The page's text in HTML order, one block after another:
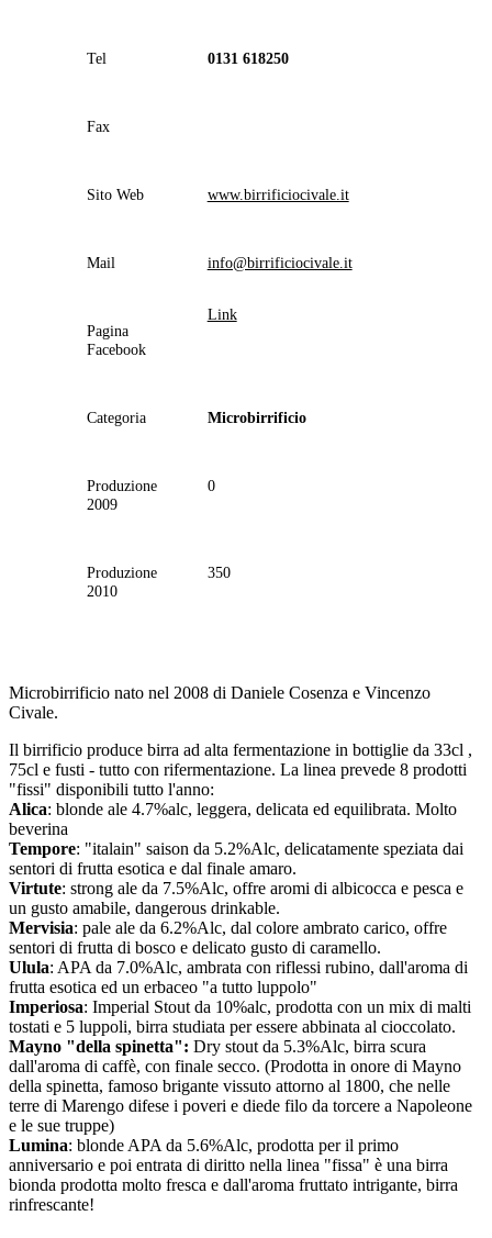
Tel 0131 618250
Fax
Sito Web www.birrificiocivale.it
Mail info@birrificiocivale.it
Pagina
Facebook
Link
Categoria Microbirrificio
Produzione
2009
0
Produzione
2010
350
Microbirrificio nato nel 2008 di Daniele Cosenza e Vincenzo
Civale.
Il birrificio produce birra ad alta fermentazione in bottiglie da 33cl ,
75cl e fusti - tutto con rifermentazione. La linea prevede 8 prodotti
"fissi" disponibili tutto l'anno:
Alica: blonde ale 4.7%alc, leggera, delicata ed equilibrata. Molto
beverina
Tempore: "italain" saison da 5.2%Alc, delicatamente speziata dai
sentori di frutta esotica e dal finale amaro.
Virtute: strong ale da 7.5%Alc, offre aromi di albicocca e pesca e
un gusto amabile, dangerous drinkable.
Mervisia: pale ale da 6.2%Alc, dal colore ambrato carico, offre
sentori di frutta di bosco e delicato gusto di caramello.
Ulula: APA da 7.0%Alc, ambrata con riflessi rubino, dall'aroma di
frutta esotica ed un erbaceo "a tutto luppolo"
Imperiosa: Imperial Stout da 10%alc, prodotta con un mix di malti
tostati e 5 luppoli, birra studiata per essere abbinata al cioccolato.
Mayno "della spinetta": Dry stout da 5.3%Alc, birra scura
dall'aroma di caffè, con finale secco. (Prodotta in onore di Mayno
della spinetta, famoso brigante vissuto attorno al 1800, che nelle
terre di Marengo difese i poveri e diede filo da torcere a Napoleone
e le sue truppe)
Lumina: blonde APA da 5.6%Alc, prodotta per il primo
anniversario e poi entrata di diritto nella linea "fissa" è una birra
bionda prodotta molto fresca e dall'aroma fruttato intrigante, birra
rinfrescante!